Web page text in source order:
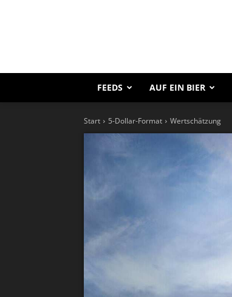
FEEDS AUF EIN BIER
Start 5-Dollar-Format Wertschätzung